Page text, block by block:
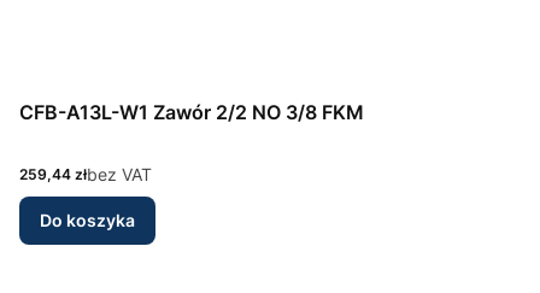
CFB-A13L-W1 Zawór 2/2 NO 3/8 FKM
Cena
259,44 złbez VAT
Do koszyka